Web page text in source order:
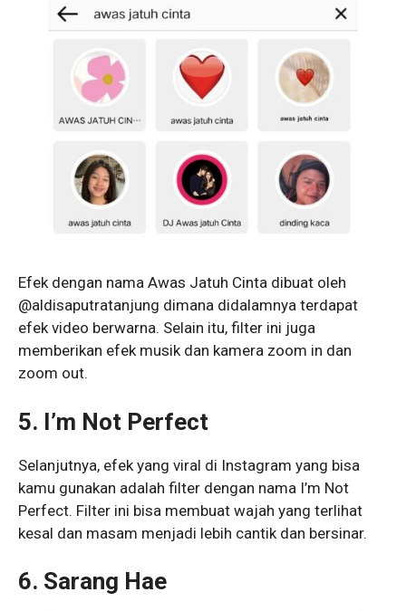
Efek dengan nama Awas Jatuh Cinta dibuat oleh
@aldisaputratanjung dimana didalamnya terdapat
efek video berwarna. Selain itu, filter ini juga
memberikan efek musik dan kamera zoom in dan
zoom out.
5. I’m Not Perfect
Selanjutnya, efek yang viral di Instagram yang bisa
kamu gunakan adalah filter dengan nama I’m Not
Perfect. Filter ini bisa membuat wajah yang terlihat
kesal dan masam menjadi lebih cantik dan bersinar.
6. Sarang Hae